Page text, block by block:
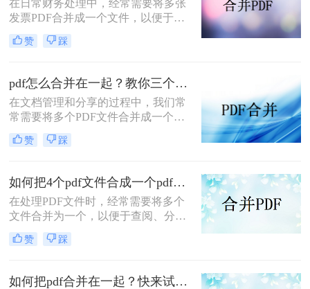
在日常财务处理中，经常需要将多张
发票PDF合并成一个文件，以便于归
档、分享或打印。那么两张发票pdf合
并成一个文件怎么弄呢？本文将介绍
的方法。
赞 踩
pdf怎么合并在一起？教你三个好用办法！
在文档管理和分享的过程中，我们常
常需要将多个PDF文件合并成一个单
一的文件，以简化发送、存储或打印
的过程。无论是为了创建综合报告、
握pdf怎么合并在一起是一项非常实用
的技能。本文将介绍三种不同的PDF
合并方法。
赞 踩
如何把4个pdf文件合成一个pdf？这3种合成方法请务必学会！
在处理PDF文件时，经常需要将多个
文件合并为一个，以便于查阅、分享
或存储。那么如何把4个pdf文件合成
一个pdf呢？本文将介绍三种将4个
赞 踩
如何把pdf合并在一起？快来试试这3种合并方法！